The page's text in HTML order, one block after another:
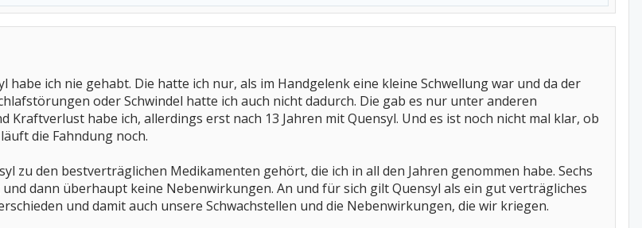
habe ich nie gehabt. Die hatte ich nur, als im Handgelenk eine kleine Schwellung war und da der
oder Schwindel hatte ich auch nicht dadurch. Die gab es nur unter anderen
Kraftverlust habe ich, allerdings erst nach 13 Jahren mit Quensyl. Und es ist noch nicht mal klar, ob
die Fahndung noch.
zu den bestverträglichen Medikamenten gehört, die ich in all den Jahren genommen habe. Sechs
dann überhaupt keine Nebenwirkungen. An und für sich gilt Quensyl als ein gut verträgliches
und damit auch unsere Schwachstellen und die Nebenwirkungen, die wir kriegen.